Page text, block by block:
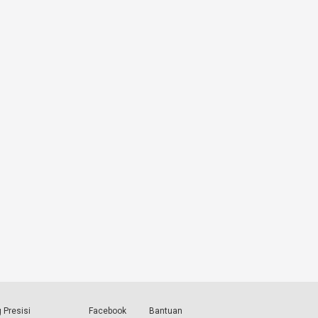
Presisi Facebook Bantuan